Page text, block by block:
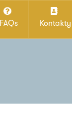
FAQs Kontakty